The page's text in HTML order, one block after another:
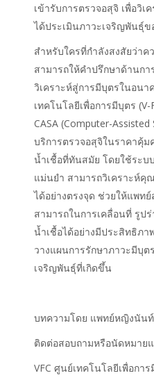
เข้ารับการตรวจอสุจิ เพื่อวิ
ได้ประเมินภาวะเจริญพันธุ์ข
สำหรับใครที่กำลังสงสัยว่าค
สามารถให้คำปรึกษาด้านกา
วิเคราะห์สู่การมีบุตรในอนา
เทคโนโลยีเพื่อการมีบุตร
CASA (Computer-
บริการตรวจอสุจิในราคาคุ้ม
น้ำเชื้อที่ทันสมัย โดยใช้ระบ
แม่นยำ สามารถวิเคราะห์
ได้อย่างตรงจุด ช่วยให้แพท
สามารถในการเคลื่อนที่ รูป
น้ำเชื้อได้อย่างมีประสิทธิภ
วางแผนการรักษาภาวะมีบุต
เจริญพันธุ์ที่เกิดขึ้น
บทความโดย แพทย์หญิงนัน
ติดต่อสอบถามหรือนัดหมาย
VFC ศูนย์เทคโนโลยีเพื่อกา